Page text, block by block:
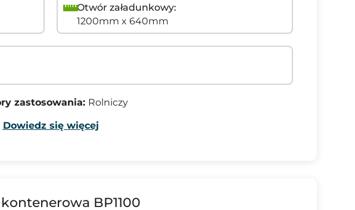
Otwór załadunkowy:
1200mm x 640mm
zastosowania: Rolniczy
Dowiedz się więcej
kontenerowa BP1100